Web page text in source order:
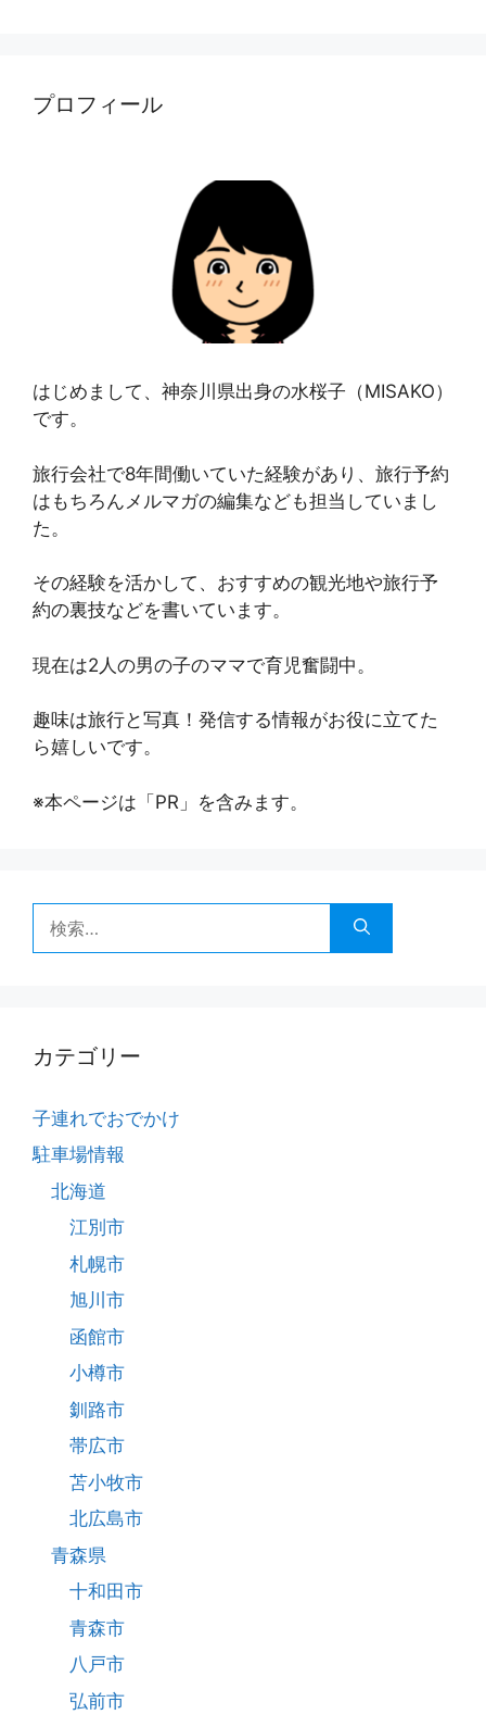
プロフィール
はじめまして、神奈川県出身の水桜子（MISAKO）
です。
旅行会社で8年間働いていた経験があり、旅行予約
はもちろんメルマガの編集なども担当していまし
た。
その経験を活かして、おすすめの観光地や旅行予
約の裏技などを書いています。
現在は2人の男の子のママで育児奮闘中。
趣味は旅行と写真！発信する情報がお役に立てた
ら嬉しいです。
※本ページは「PR」を含みます。
索:
カテゴリー
子連れでおでかけ
駐車場情報
北海道
江別市
札幌市
旭川市
函館市
小樽市
釧路市
帯広市
苫小牧市
北広島市
青森県
十和田市
青森市
八戸市
弘前市